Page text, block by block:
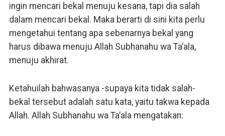
ingin mencari bekal menuju kesana, tapi dia salah
dalam mencari bekal. Maka berarti di sini kita perlu
mengetahui tentang apa sebenarnya bekal yang
harus dibawa menuju Allah Subhanahu wa Ta’ala,
menuju akhirat.
Ketahuilah bahwasanya -supaya kita tidak salah-
bekal tersebut adalah satu kata, yaitu takwa kepada
Allah. Allah Subhanahu wa Ta’ala mengatakan: